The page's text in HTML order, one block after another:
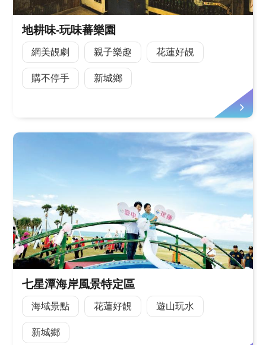
地耕味-玩味蕃樂園
網美靚劇 親子樂趣 花蓮好靚
購不停手 新城鄉
七星潭海岸風景特定區
海域景點 花蓮好靚 遊山玩水
新城鄉